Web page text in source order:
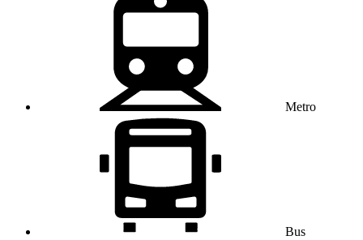
Metro
Bus